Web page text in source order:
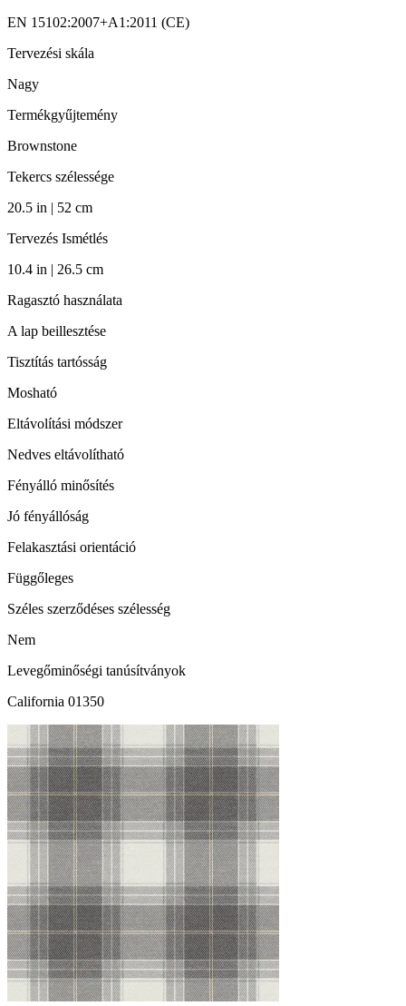
EN 15102:2007+A1:2011 (CE)
Tervezési skála
Nagy
Termékgyűjtemény
Brownstone
Tekercs szélessége
20.5 in | 52 cm
Tervezés Ismétlés
10.4 in | 26.5 cm
Ragasztó használata
A lap beillesztése
Tisztítás tartósság
Mosható
Eltávolítási módszer
Nedves eltávolítható
Fényálló minősítés
Jó fényállóság
Felakasztási orientáció
Függőleges
Széles szerződéses szélesség
Nem
Levegőminőségi tanúsítványok
California 01350